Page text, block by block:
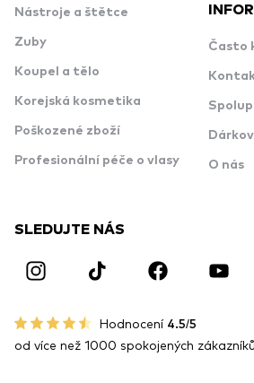
Nástroje a štětce
Zuby
Koupel a tělo
Korejská kosmetika
Poškozené zboží
Profesionální péče o vlasy
Často
O nás
SLEDUJTE NÁS
Hodnocení 4.5/5
od více než 1000 spokojených zákazníků